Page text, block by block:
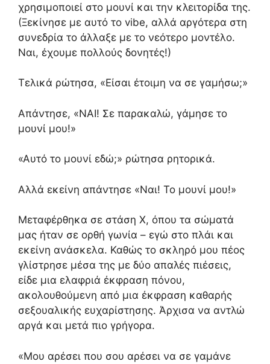
χρησιμοποιεί στο μουνί και την κλειτορίδα της.
(Ξεκίνησε με αυτό το vibe, αλλά αργότερα στη
συνεδρία το άλλαξε με το νεότερο μοντέλο.
Ναι, έχουμε πολλούς δονητές!)
Τελικά ρώτησα, «Είσαι έτοιμη να σε γαμήσω;»
Απάντησε, «ΝΑΙ! Σε παρακαλώ, γάμησε το
μουνί μου!»
«Αυτό το μουνί εδώ;» ρώτησα ρητορικά.
Αλλά εκείνη απάντησε «Ναι! Το μουνί μου!»
Μεταφέρθηκα σε στάση Χ, όπου τα σώματά
μας ήταν σε ορθή γωνία – εγώ στο πλάι και
εκείνη ανάσκελα. Καθώς το σκληρό μου πέος
γλίστρησε μέσα της με δύο απαλές πιέσεις,
είδε μια ελαφριά έκφραση πόνου,
ακολουθούμενη από μια έκφραση καθαρής
σεξουαλικής ευχαρίστησης. Άρχισα να αντλώ
αργά και μετά πιο γρήγορα.
«Μου αρέσει που σου αρέσει να σε γαμάνε